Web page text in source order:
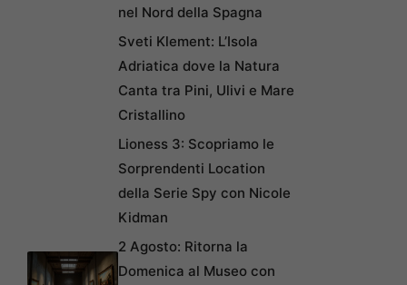
nel Nord della Spagna
Sveti Klement: L’Isola
Adriatica dove la Natura
Canta tra Pini, Ulivi e Mare
Cristallino
Lioness 3: Scopriamo le
Sorprendenti Location
della Serie Spy con Nicole
Kidman
2 Agosto: Ritorna la
Domenica al Museo con